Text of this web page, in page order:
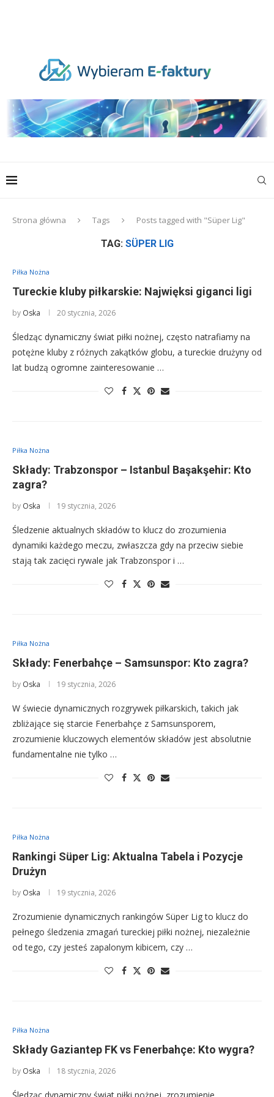
Strona główna Tags Posts tagged with "Süper Lig"
TAG: SÜPER LIG
Piłka Nożna
Tureckie kluby piłkarskie: Najwięksi giganci ligi
by Oska 20 stycznia, 2026
Śledząc dynamiczny świat piłki nożnej, często natrafiamy na
potężne kluby z różnych zakątków globu, a tureckie drużyny od
lat budzą ogromne zainteresowanie …
Piłka Nożna
Składy: Trabzonspor – Istanbul Başakşehir: Kto
zagra?
by Oska 19 stycznia, 2026
Śledzenie aktualnych składów to klucz do zrozumienia
dynamiki każdego meczu, zwłaszcza gdy na przeciw siebie
stają tak zacięci rywale jak Trabzonspor i …
Piłka Nożna
Składy: Fenerbahçe – Samsunspor: Kto zagra?
by Oska 19 stycznia, 2026
W świecie dynamicznych rozgrywek piłkarskich, takich jak
zbliżające się starcie Fenerbahçe z Samsunsporem,
zrozumienie kluczowych elementów składów jest absolutnie
fundamentalne nie tylko …
Piłka Nożna
Rankingi Süper Lig: Aktualna Tabela i Pozycje
Drużyn
by Oska 19 stycznia, 2026
Zrozumienie dynamicznych rankingów Süper Lig to klucz do
pełnego śledzenia zmagań tureckiej piłki nożnej, niezależnie
od tego, czy jesteś zapalonym kibicem, czy …
Piłka Nożna
Składy Gaziantep FK vs Fenerbahçe: Kto wygra?
by Oska 18 stycznia, 2026